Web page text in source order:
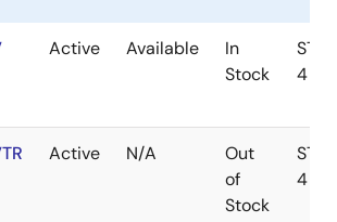
Active Available
In
Stock
4
Active N/A
Out
of
Stock
4